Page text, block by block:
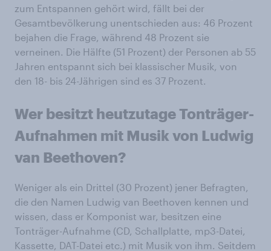
zum Entspannen gehört wird, fällt bei der
Gesamtbevölkerung unentschieden aus: 46 Prozent
bejahen die Frage, während 48 Prozent sie
verneinen. Die Hälfte (51 Prozent) der Personen ab 55
Jahren entspannt sich bei klassischer Musik, von
den 18- bis 24-Jährigen sind es 37 Prozent.
Wer besitzt heutzutage Tonträger-
Aufnahmen mit Musik von Ludwig
van Beethoven?
Weniger als ein Drittel (30 Prozent) jener Befragten,
die den Namen Ludwig van Beethoven kennen und
wissen, dass er Komponist war, besitzen eine
Tonträger-Aufnahme (CD, Schallplatte, mp3-Datei,
Kassette, DAT-Datei etc.) mit Musik von ihm. Seitdem